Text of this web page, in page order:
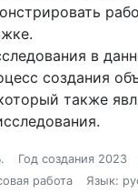
в
создания
также
Год создания 2023
работа
Язык: